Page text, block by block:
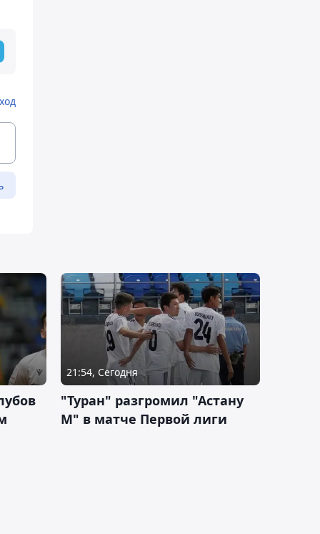
21:54, Сегодня
"Туран" разгромил "Астану
М" в матче Первой лиги